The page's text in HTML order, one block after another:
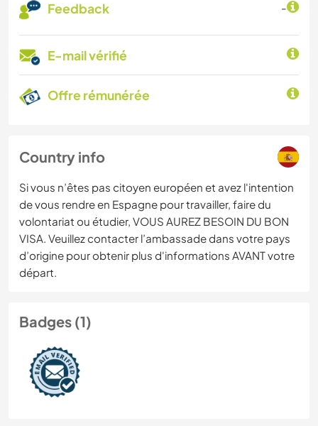
Feedback -
E-mail vérifié
Offre rémunérée
Country info
Si vous n’êtes pas citoyen européen et avez l'intention
de vous rendre en Espagne pour travailler, faire du
volontariat ou étudier, VOUS AUREZ BESOIN DU BON
VISA. Veuillez contacter l’ambassade dans votre pays
d’origine pour obtenir plus d'informations AVANT votre
départ.
Badges (1)